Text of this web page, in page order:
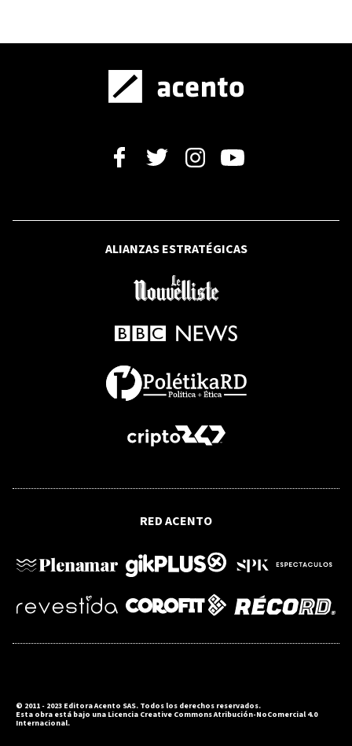
Fenya, la jerga clandestina de las
prisiones soviéticas que ahora usan los
ciberdelincuentes
Un año y cuatro meses: lo que el caso
Jet Set le dejó a las víctimas
De la Espriella debuta como presidente
de Colombia rodeado de aliados: "Es
tiempo de la recuperación del orden"
ALIANZAS ESTRATÉGICAS
RED ACENTO
© 2011 - 2023 Editora Acento SAS. Todos los derechos reservados.
Esta obra está bajo una Licencia Creative Commons Atribución-NoComercial 4.0
Internacional.